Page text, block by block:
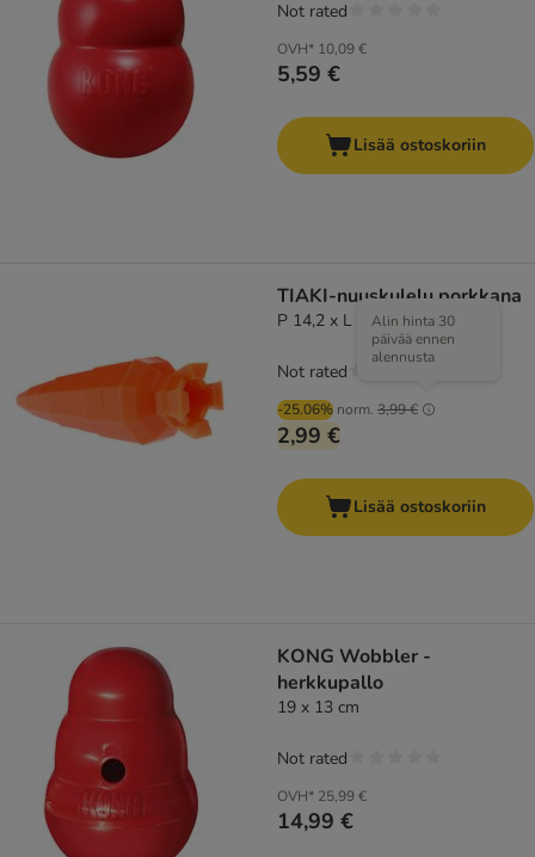
OVH* 10,09 €
5,59 €
Not rated
Lisää ostoskoriin
TIAKI-nuuskulelu porkkana
P 14,2 x L 4,5 x K 4,5 cm
-25.06% norm. 3,99 €
Alin hinta 30
päivää ennen
alennusta
2,99 €
Not rated
Lisää ostoskoriin
KONG Wobbler -
herkkupallo
19 x 13 cm
OVH* 25,99 €
14,99 €
Not rated